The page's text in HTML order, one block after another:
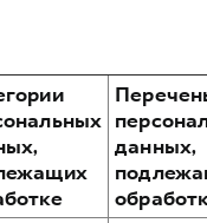
GWM Fleet
данных,